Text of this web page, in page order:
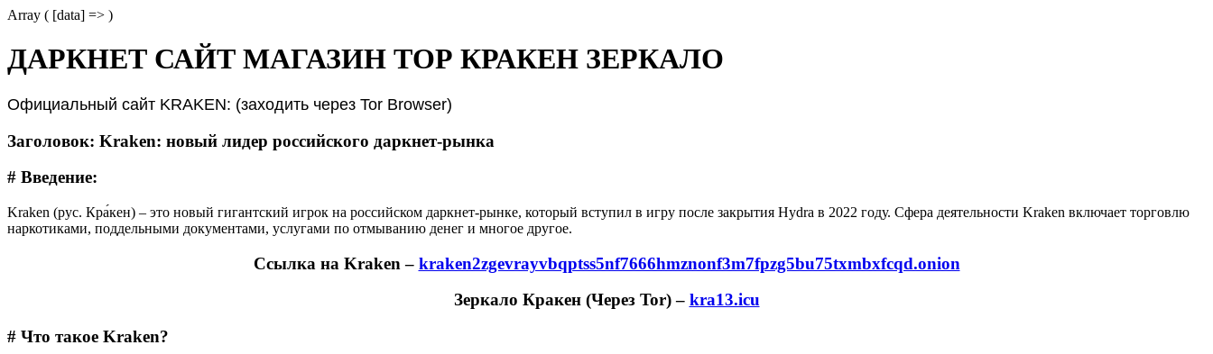
Array ( [data] => )
ДАРКНЕТ САЙТ МАГАЗИН ТОР КРАКЕН ЗЕРКАЛО
Официальный сайт KRAKEN: (заходить через Tor Browser)
Заголовок: Kraken: новый лидер российского даркнет-рынка
# Введение:
Kraken (рус. Кра́кен) – это новый гигантский игрок на российском даркнет-рынке, который вступил в игру после закрытия Hydra в 2022 году. Сфера деятельности Kraken включает торговлю
наркотиками, поддельными документами, услугами по отмыванию денег и многое другое.
Cсылка на Kraken – kraken2zgevrayvbqptss5nf7666hmznonf3m7fpzg5bu75txmbxfcqd.onion
Зеркало Кракен (Через Tor) – kra13.icu
# Что такое Kraken?